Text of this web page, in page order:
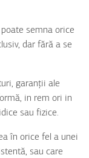
semna orice
dar fără a se
garanții ale
in rem ori in
sau fizice.
în orice fel a unei
sau care